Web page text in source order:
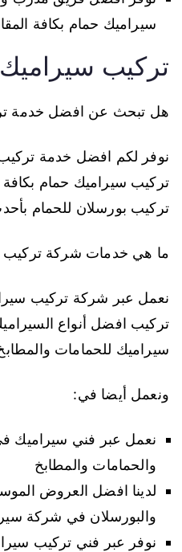
سيراميك حمام بكافة
تركيب
هل تبحث عن افضل خدمة
نوفر لكم افضل خدمة
تركيب سيراميك حمام
تركيب بورسلان للحمام
ما هي خدمات شركة تركيب
نعمل عبر شركة تركيب
تركيب افضل أنواع
سيراميك للحمامات
ونعمل أيضا في:
نعمل عبر فني سيراميك
والحمامات والمطابخ
لدينا افضل العروض
والبورسلان في شركة
نوفر عبر فني تركيب